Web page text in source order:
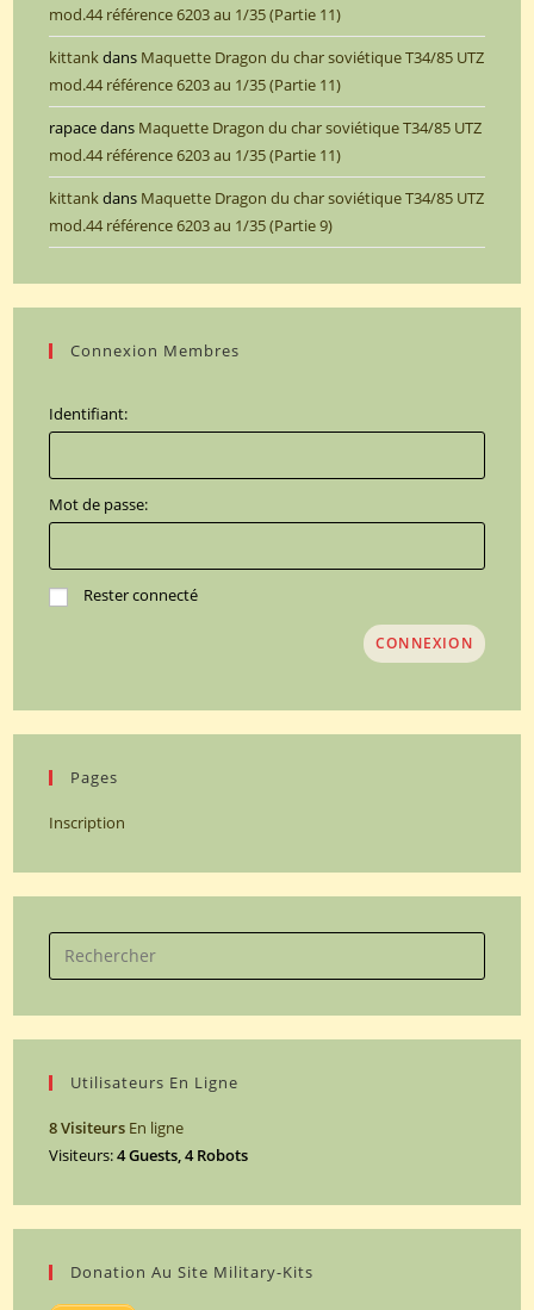
mod.44 référence 6203 au 1/35 (Partie 11)
kittankdans Maquette Dragon du char soviétique T34/85 UTZ
mod.44 référence 6203 au 1/35 (Partie 11)
rapacedans Maquette Dragon du char soviétique T34/85 UTZ
mod.44 référence 6203 au 1/35 (Partie 11)
kittankdans Maquette Dragon du char soviétique T34/85 UTZ
mod.44 référence 6203 au 1/35 (Partie 9)
Connexion Membres
Identifiant:
Mot de passe:
Rester connecté
CONNEXION
Pages
Inscription
Utilisateurs En Ligne
8 Visiteurs En ligne
Visiteurs:4 Guests, 4 Robots
Donation Au Site Military-Kits